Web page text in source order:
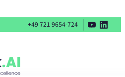
+49 721 9654-724